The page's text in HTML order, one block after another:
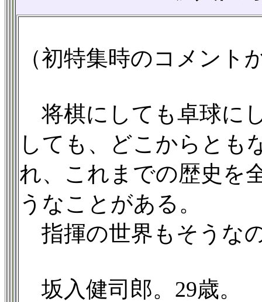
（初特集時のコメント
将棋にしても卓球に
しても、どこからとも
れ、これまでの歴史を
うなことがある。
指揮の世界もそうな
坂入健司郎。29歳。